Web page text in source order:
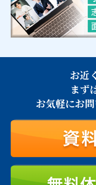
お近
まず
お気軽にお問